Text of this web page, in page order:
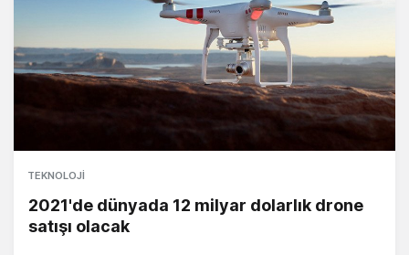
TEKNOLOJI
2021'de dünyada 12 milyar dolarlık drone
satışı olacak